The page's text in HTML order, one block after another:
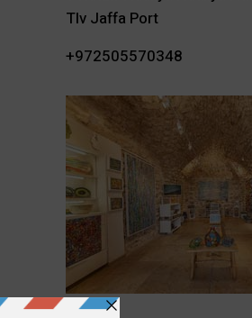
Tlv Jaffa Port
+972505570348